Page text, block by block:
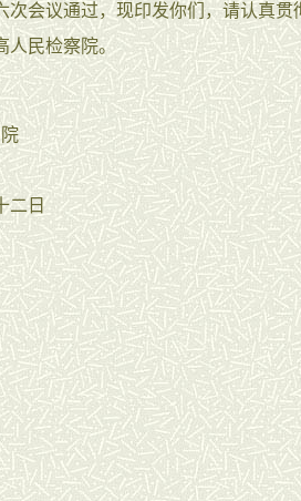
次会议通过，现印发你们，请认真贯
人民检察院。
二日